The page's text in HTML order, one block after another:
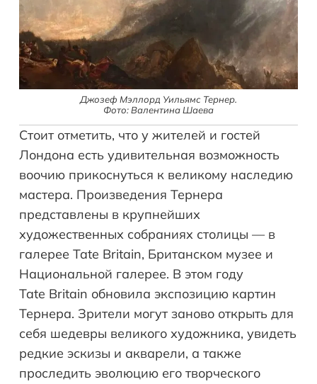
Джозеф Мэллорд Уильямс Тернер.
Фото: Валентина Шаева
Стоит отметить, что у жителей и гостей
Лондона есть удивительная возможность
воочию прикоснуться к великому наследию
мастера. Произведения Тернера
представлены в крупнейших
художественных собраниях столицы — в
галерее Tate Britain, Британском музее и
Национальной галерее. В этом году
Tate Britain обновила экспозицию картин
Тернера. Зрители могут заново открыть для
себя шедевры великого художника, увидеть
редкие эскизы и акварели, а также
проследить эволюцию его творческого